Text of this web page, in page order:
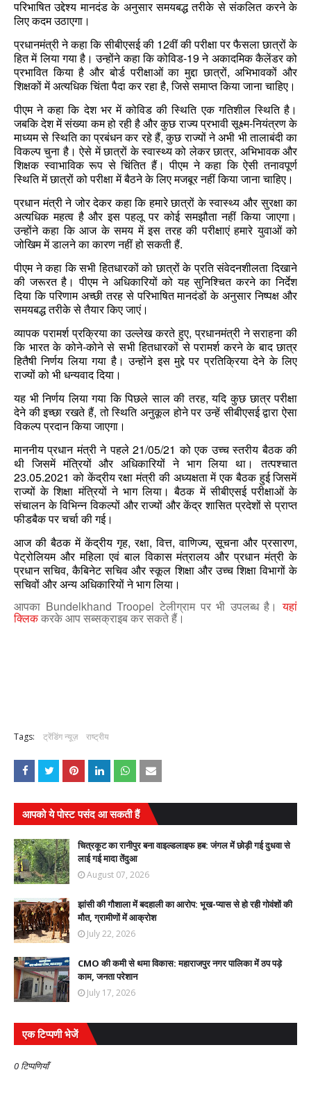
परिभाषित उद्देश्य मानदंड के अनुसार समयबद्ध तरीके से संकलित करने के
लिए कदम उठाएगा।
प्रधानमंत्री ने कहा कि सीबीएसई की 12वीं की परीक्षा पर फैसला छात्रों के
हित में लिया गया है। उन्होंने कहा कि कोविड-19ने अकादमिक कैलेंडर को
प्रभावित किया है और बोर्ड परीक्षाओं का मुद्दा छात्रों,अभिभावकों और
शिक्षकों में अत्यधिक चिंता पैदा कर रहा है,जिसे समाप्त किया जाना चाहिए।
पीएम ने कहा कि देश भर में कोविड की स्थिति एक गतिशील स्थिति है।
जबकि देश में संख्या कम हो रही है और कुछ राज्य प्रभावी सूक्ष्म-नियंत्रण के
माध्यम से स्थिति का प्रबंधन कर रहे हैं,कुछ राज्यों ने अभी भी तालाबंदी का
विकल्प चुना है। ऐसे में छात्रों के स्वास्थ्य को लेकर छात्र, अभिभावक और
शिक्षक स्वाभाविक रूप से चिंतित हैं। पीएम ने कहा कि ऐसी तनावपूर्ण
स्थिति में छात्रों को परीक्षा में बैठने के लिए मजबूर नहीं किया जाना चाहिए।
प्रधान मंत्री ने जोर देकर कहा कि हमारे छात्रों के स्वास्थ्य और सुरक्षा का
अत्यधिक महत्व है और इस पहलू पर कोई समझौता नहीं किया जाएगा।
उन्होंने कहा कि आज के समय में इस तरह की परीक्षाएं हमारे युवाओं को
जोखिम में डालने का कारण नहीं हो सकती हैं.
पीएम ने कहा कि सभी हितधारकों को छात्रों के प्रति संवेदनशीलता दिखाने
की जरूरत है। पीएम ने अधिकारियों को यह सुनिश्चित करने का निर्देश
दिया कि परिणाम अच्छी तरह से परिभाषित मानदंडों के अनुसार निष्पक्ष और
समयबद्ध तरीके से तैयार किए जाएं।
व्यापक परामर्श प्रक्रिया का उल्लेख करते हुए,प्रधानमंत्री ने सराहना की
कि भारत के कोने-कोने से सभी हितधारकों से परामर्श करने के बाद छात्र
हितैषी निर्णय लिया गया है। उन्होंने इस मुद्दे पर प्रतिक्रिया देने के लिए
राज्यों को भी धन्यवाद दिया।
यह भी निर्णय लिया गया कि पिछले साल की तरह,यदि कुछ छात्र परीक्षा
देने की इच्छा रखते हैं,तो स्थिति अनुकूल होने पर उन्हें सीबीएसई द्वारा ऐसा
विकल्प प्रदान किया जाएगा।
माननीय प्रधान मंत्री ने पहले21/05/21को एक उच्च स्तरीय बैठक की
थी
जिसमें मंत्रियों और अधिकारियों ने भाग लिया था। तत्पश्चात
23.05.2021को केंद्रीय रक्षा मंत्री की अध्यक्षता में एक बैठक हुई जिसमें
राज्यों के शिक्षा मंत्रियों ने भाग लिया। बैठक में सीबीएसई परीक्षाओं के
संचालन के विभिन्न विकल्पों और राज्यों और केंद्र शासित प्रदेशों से प्राप्त
फीडबैक पर चर्चा की गई।
आज की बैठक में केंद्रीय गृह,रक्षा,वित्त,वाणिज्य,सूचना और प्रसारण,
पेट्रोलियम और महिला एवं बाल विकास मंत्रालय और प्रधान मंत्री के
प्रधान सचिव,कैबिनेट सचिव और स्कूल शिक्षा और उच्च शिक्षा विभागों के
सचिवों और अन्य अधिकारियों ने भाग लिया।
आपका Bundelkhand Troopel टेलीग्राम पर भी उपलब्ध है।यहां
क्लिककरके आप सब्सक्राइब कर सकते हैं।
Tags: ट्रेंडिंग न्यूज़ राष्ट्रीय
आपको ये पोस्ट पसंद आ सकती हैं
चित्रकूट का रानीपुर बना वाइल्डलाइफ हब: जंगल में छोड़ी गई दुधवा से
लाई गई मादा तेंदुआ
August 07, 2026
झांसी की गौशाला में बदहाली का आरोप: भूख-प्यास से हो रही गोवंशों की
मौत, ग्रामीणों में आक्रोश
July 22, 2026
CMO की कमी से थमा विकास: महाराजपुर नगर पालिका में ठप पड़े
काम, जनता परेशान
July 17, 2026
एक टिप्पणी भेजें
0 टिप्पणियाँ